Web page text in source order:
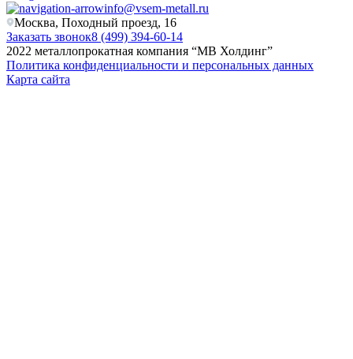
info@vsem-metall.ru
Москва, Походный проезд, 16
Заказать звонок8 (499) 394-60-14
2022 металлопрокатная компания “MB Холдинг”
Политика конфиденциальности и персональных данных
Карта сайта